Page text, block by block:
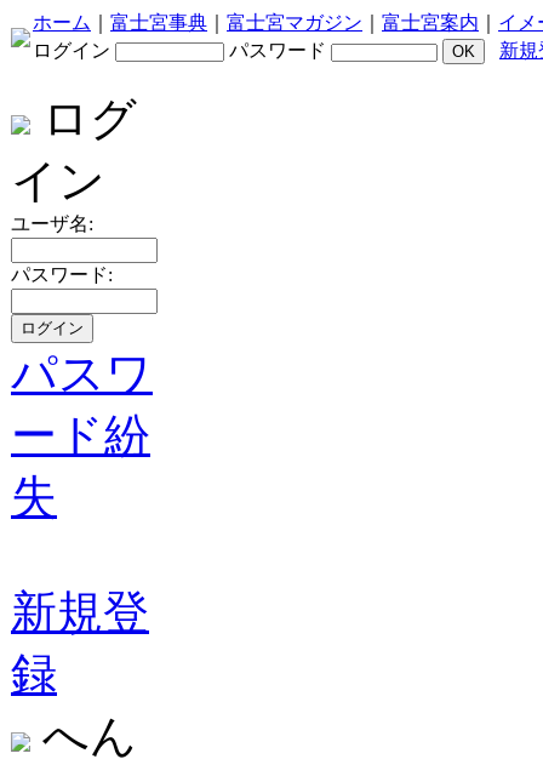
ホーム 富士宮事典 富士宮マガジン 富士宮案内
イメ
ログイン
パスワード 新規
ログ
イン
ユーザ名:
パスワード:
パスワ
ード紛
失
新規登
録
へん